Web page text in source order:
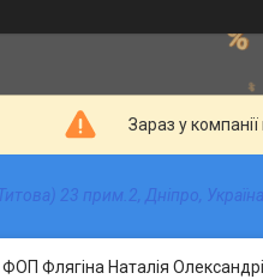
Зараз у
23 прим.2, Дніпро, Україна
Флягіна Наталія